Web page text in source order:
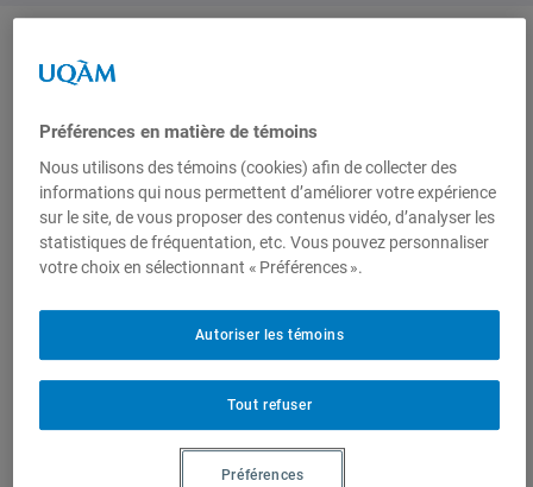
Auteurs-trices
Dorval
Brunelle, Ancien directeur
de l'IEIM et membre
émérite, Institut d'études
internationales de
Montréal (IEIM)
Préférences en matière de témoins
Nous utilisons des témoins (cookies) afin de collecter des
informations qui nous permettent d’améliorer votre expérience
sur le site, de vous proposer des contenus vidéo, d’analyser les
statistiques de fréquentation, etc. Vous pouvez personnaliser
votre choix en sélectionnant « Préférences ».
Tout refuser
Autoriser les témoins
Préférences